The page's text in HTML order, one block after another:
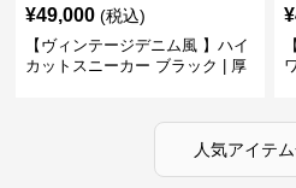
¥49,000 (税込)
【ヴィンテージデニム風 】ハイ
カットスニーカー ブラック | 厚
¥
人気アイテ